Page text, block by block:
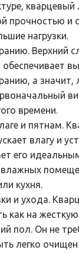
прочностью и
нагрузки.
Верхний
обеспечивает
а значит,
времени.
и пятнам.
влагу и
его
кухня.
и ухода.
как на
пол. Он не
легко